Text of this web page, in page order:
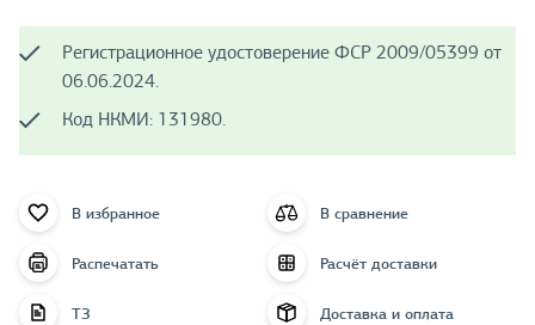
Регистрационное удостоверение ФСР 2009/05399 от
06.06.2024.
Код НКМИ: 131980.
В избранное В сравнение
Распечатать Расчёт доставки
ТЗ Доставка и оплата